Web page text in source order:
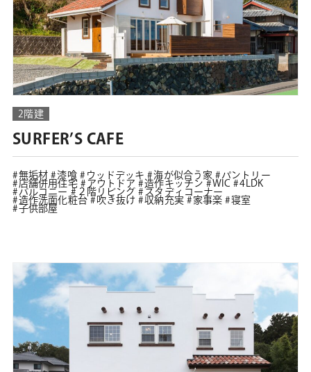
2階建
SURFER’S CAFE
無垢材 漆喰 ウッドデッキ 海が似合う家
パントリー
店舗併用住宅
アウトドア 造作キッチン WIC
4LDK
バルコニー
２階リビング
スタディコーナー
造作洗面化粧台
吹き抜け 収納充実 家事楽
寝室
子供部屋